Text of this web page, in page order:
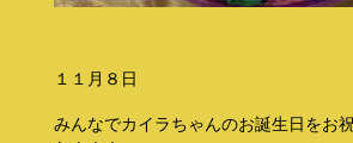
１１月８日
みんなでカイラちゃんのお誕生日をお